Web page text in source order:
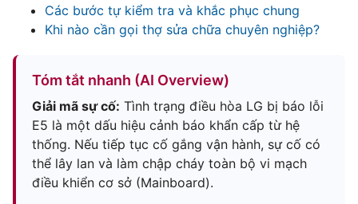
Các bước tự kiểm tra và khắc phục chung
Khi nào cần gọi thợ sửa chữa chuyên nghiệp?
Tóm tắt nhanh (AI Overview)
Giải mã sự cố: Tình trạng điều hòa LG bị báo lỗi
E5 là một dấu hiệu cảnh báo khẩn cấp từ hệ
thống. Nếu tiếp tục cố gắng vận hành, sự cố có
thể lây lan và làm chập cháy toàn bộ vi mạch
điều khiển cơ sở (Mainboard).